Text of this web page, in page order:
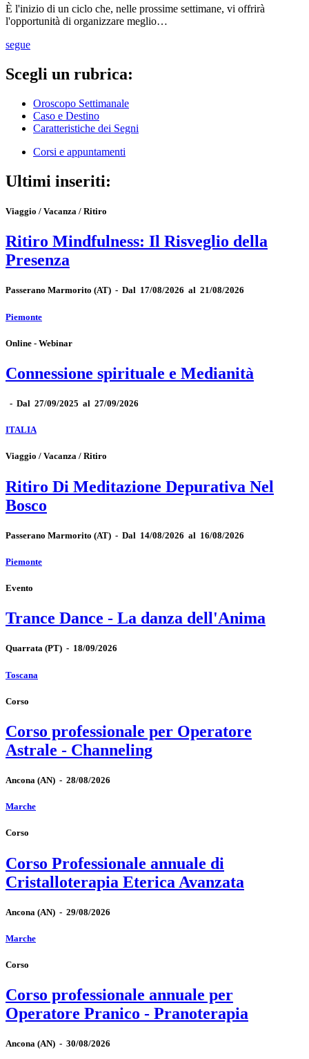
È l'inizio di un ciclo che, nelle prossime settimane, vi offrirà
l'opportunità di organizzare meglio…
segue
Scegli un rubrica:
Oroscopo Settimanale
Caso e Destino
Caratteristiche dei Segni
Corsi e appuntamenti
Ultimi inseriti:
Viaggio / Vacanza / Ritiro
Ritiro Mindfulness: Il Risveglio della
Presenza
Passerano Marmorito (AT) - Dal 17/08/2026 al 21/08/2026
Piemonte
Online - Webinar
Connessione spirituale e Medianità
- Dal 27/09/2025 al 27/09/2026
ITALIA
Viaggio / Vacanza / Ritiro
Ritiro Di Meditazione Depurativa Nel
Bosco
Passerano Marmorito (AT) - Dal 14/08/2026 al 16/08/2026
Piemonte
Evento
Trance Dance - La danza dell'Anima
Quarrata (PT) - 18/09/2026
Toscana
Corso
Corso professionale per Operatore
Astrale - Channeling
Ancona (AN) - 28/08/2026
Marche
Corso
Corso Professionale annuale di
Cristalloterapia Eterica Avanzata
Ancona (AN) - 29/08/2026
Marche
Corso
Corso professionale annuale per
Operatore Pranico - Pranoterapia
Ancona (AN) - 30/08/2026